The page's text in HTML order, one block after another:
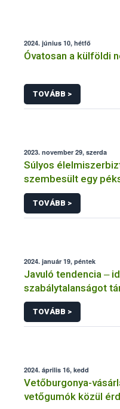
2024. június 10, hétfő
Óvatosan a külföldi
TOVÁBB >
2023. november 29, szerda
Súlyos
szembesült egy
TOVÁBB >
2024. január 19, péntek
Javuló tendencia ‒
szabálytalanságot
ellenőrzés
TOVÁBB >
2024. április 16, kedd
Vetőburgonya-
vetőgumók közül